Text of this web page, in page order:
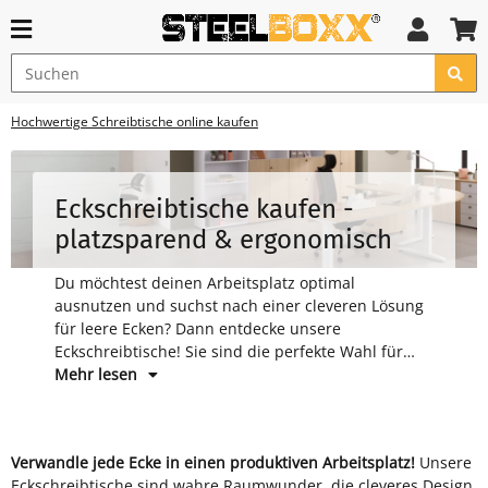
Hochwertige Schreibtische online kaufen
Eckschreibtische kaufen -
platzsparend & ergonomisch
Du möchtest deinen Arbeitsplatz optimal
ausnutzen und suchst nach einer cleveren Lösung
für leere Ecken? Dann entdecke unsere
Eckschreibtische! Sie sind die perfekte Wahl für
alle, die Wert auf eine großzügige Arbeitsfläche
Mehr lesen
Verwandle jede Ecke in einen produktiven Arbeitsplatz! Unsere
vorhandenen Platz in deinem Büro oder Home-Office jedoch
das Modell, das sich nahtlos in deinen Raum einfügt und